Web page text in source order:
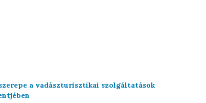
a vadászturisztikai szolgáltatások